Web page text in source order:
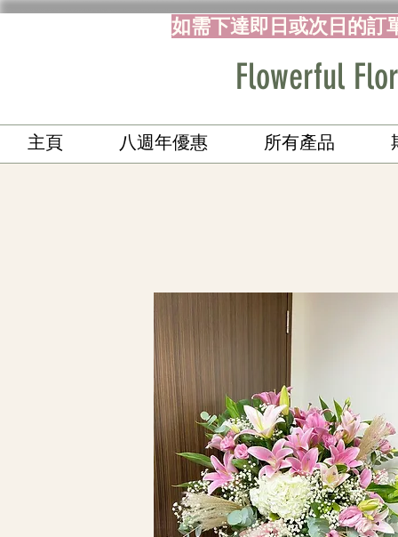
如需下達即日或次日的訂
Flowerful
主頁 八週年優惠 所有產品